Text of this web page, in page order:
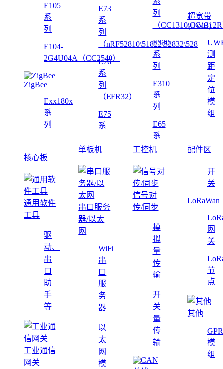
E105
系
列
E104-
2G4U04A（CC2540）
ZigBee
Exx180x
系
列
E73
系
列
（nRF52810\51822\52832\528
E76
系
列
（EFR32）
E75
系
列
（
E330
系
列
E310
系
列
E65
系
超宽带
(UWB)
测
距
定
位
模
组
核心板
单板机 工控机 配件区
通用软件
工具
驱
动、
串
口
助
手
等
工业通信
网关
串口服务
器/以太
网
WiFi
串
口
服
务
器
以
太
网
模
信号对
传/同步
模
拟
量
传
输
开
关
量
传
输
开
关
LoRaWan
网
关
节
点
其他
模
组